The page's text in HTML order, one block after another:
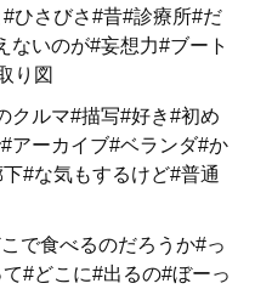
ひさびさ#昔#診療所#だ
ないのが#妄想力#ブート
り図
クルマ#描写#好き#初め
アーカイブ#ベランダ#か
#な気もするけど#普通
で食べるのだろうか#っ
#どこに#出るの#ぼーっ